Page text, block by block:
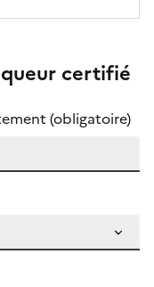
certifié
(obligatoire)